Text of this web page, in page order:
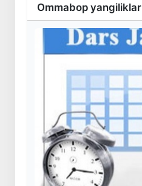
Ommabop yangiliklar